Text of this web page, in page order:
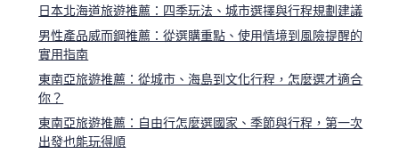
日本北海道旅遊推薦：四季玩法、城市選擇與行程規劃建議
男性產品威而鋼推薦：從選購重點、使用情境到風險提醒的
實用指南
東南亞旅遊推薦：從城市、海島到文化行程，怎麼選才適合
你？
東南亞旅遊推薦：自由行怎麼選國家、季節與行程，第一次
出發也能玩得順